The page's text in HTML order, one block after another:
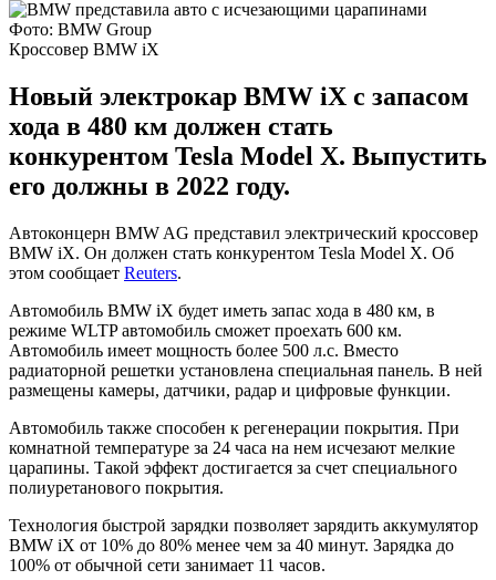
Фото: BMW Group
Кроссовер BMW iX
Новый электрокар BMW iX с запасом
хода в 480 км должен стать
конкурентом Tesla Model X. Выпустить
его должны в 2022 году.
Автоконцерн BMW AG представил электрический кроссовер
BMW iX. Он должен стать конкурентом Tesla Model X. Об
этом сообщает Reuters.
Автомобиль BMW iX будет иметь запас хода в 480 км, в
режиме WLTP автомобиль сможет проехать 600 км.
Автомобиль имеет мощность более 500 л.с. Вместо
радиаторной решетки установлена специальная панель. В ней
размещены камеры, датчики, радар и цифровые функции.
Автомобиль также способен к регенерации покрытия. При
комнатной температуре за 24 часа на нем исчезают мелкие
царапины. Такой эффект достигается за счет специального
полиуретанового покрытия.
Технология быстрой зарядки позволяет зарядить аккумулятор
BMW iX от 10% до 80% менее чем за 40 минут. Зарядка до
100% от обычной сети занимает 11 часов.